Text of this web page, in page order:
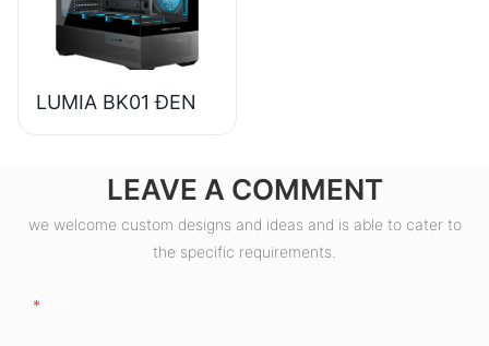
LUMIA BK01 ĐEN
LEAVE A COMMENT
we welcome custom designs and ideas and is able to cater to
the specific requirements.